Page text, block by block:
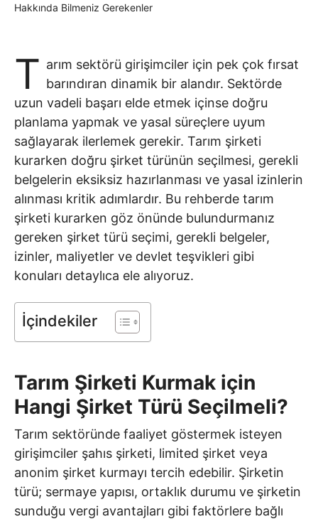
Hakkında Bilmeniz Gerekenler
T arım sektörü girişimciler için pek çok fırsat
barındıran dinamik bir alandır. Sektörde
uzun vadeli başarı elde etmek içinse doğru
planlama yapmak ve yasal süreçlere uyum
sağlayarak ilerlemek gerekir. Tarım şirketi
kurarken doğru şirket türünün seçilmesi, gerekli
belgelerin eksiksiz hazırlanması ve yasal izinlerin
alınması kritik adımlardır. Bu rehberde tarım
şirketi kurarken göz önünde bulundurmanız
gereken şirket türü seçimi, gerekli belgeler,
izinler, maliyetler ve devlet teşvikleri gibi
konuları detaylıca ele alıyoruz.
İçindekiler
Tarım Şirketi Kurmak için
Hangi Şirket Türü Seçilmeli?
Tarım sektöründe faaliyet göstermek isteyen
girişimciler şahıs şirketi, limited şirket veya
anonim şirket kurmayı tercih edebilir. Şirketin
türü; sermaye yapısı, ortaklık durumu ve şirketin
sunduğu vergi avantajları gibi faktörlere bağlı